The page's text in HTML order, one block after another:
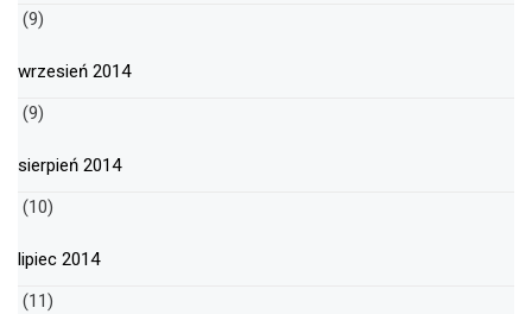
(9)
wrzesień 2014
(9)
sierpień 2014
(10)
lipiec 2014
(11)